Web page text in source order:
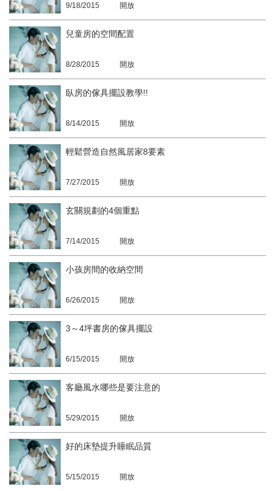
9/18/2015 開放
兒童房的空間配置
8/28/2015 開放
臥房的傢具擺設教學!!
8/14/2015 開放
輕鬆營造自然風居家8要素
7/27/2015 開放
玄關規劃的4個重點
7/14/2015 開放
小孩房間的收納空間
6/26/2015 開放
3～4坪書房的傢具擺設
6/15/2015 開放
客廳風水哪些是要注意的
5/29/2015 開放
好的床墊提升睡眠品質
5/15/2015 開放